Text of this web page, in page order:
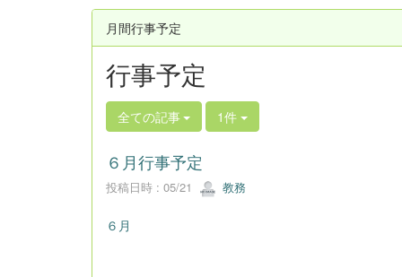
月間行事予定
行事予定
全ての記事 1件
６月行事予定
投稿日時 : 05/21 教務
６月